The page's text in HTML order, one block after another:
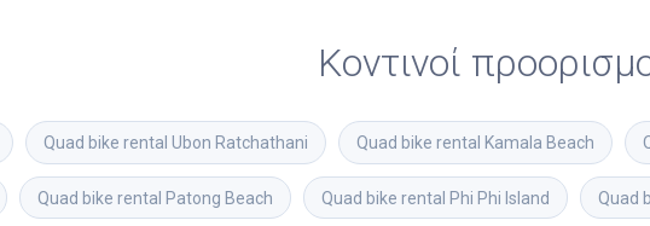
Κοντινοί
Quad bike rental Ubon Ratchathani Quad bike rental Kamala Beach
Quad bike rental Patong Beach Quad bike rental Phi Phi Island Quad